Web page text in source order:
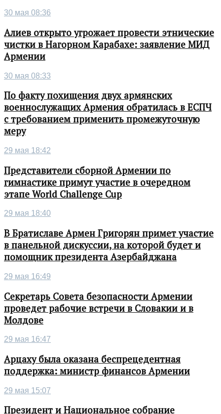
30 мая 08:36
Алиев открыто угрожает провести этнические
чистки в Нагорном Карабахе: заявление МИД
Армении
30 мая 08:33
По факту похищения двух армянских
военнослужащих Армения обратилась в ЕСПЧ
с требованием применить промежуточную
меру
29 мая 18:42
Представители сборной Армении по
гимнастике примут участие в очередном
этапе World Challenge Cup
29 мая 18:40
В Братиславе Армен Григорян примет участие
в панельной дискуссии, на которой будет и
помощник президента Азербайджана
29 мая 16:49
Секретарь Совета безопасности Армении
проведет рабочие встречи в Словакии и в
Молдове
29 мая 16:47
Арцаху была оказана беспрецедентная
поддержка: министр финансов Армении
29 мая 15:07
Президент и Национальное собрание